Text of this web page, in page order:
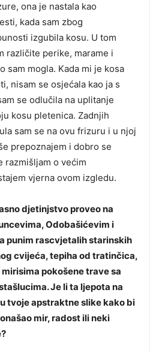
ona je nastala kao
kada sam zbog
izgubila kosu. U tom
različite perike, marame i
sam mogla. Kada mi je kosa
nisam se osjećala kao ja s
se odlučila na uplitanje
kosu pletenica. Zadnjih
sam se na ovu frizuru i u njoj
prepoznajem i dobro se
razmišljam o većim
vjerna ovom izgledu.
djetinjstvo proveo na
Odobašićevim i
punim rascvjetalih starinskih
cvijeća, tepiha od tratinčica,
pokošene trave sa
Je li ta ljepota na
tvoje apstraktne slike kako bi
mir, radost ili neki